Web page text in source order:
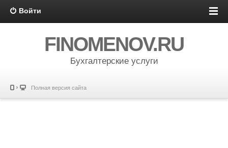
Войти
FINOMENOV.RU
Бухгалтерские услуги
Полная версия сайта